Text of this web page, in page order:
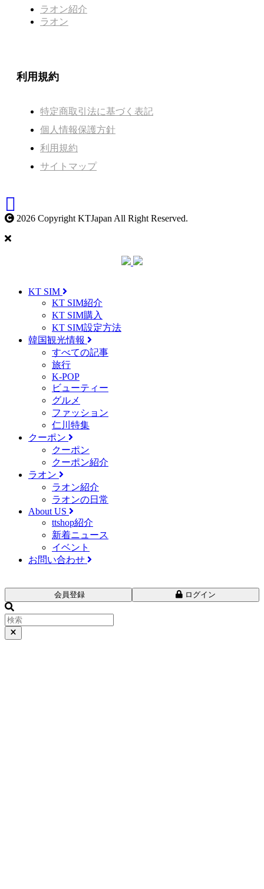
ラオン紹介
ラオン
利用規約
特定商取引法に基づく表記
個人情報保護方針
利用規約
サイトマップ
2026 Copyright KTJapan All Right Reserved.
KT SIM
KT SIM紹介
KT SIM購入
KT SIM設定方法
韓国観光情報
すべての記事
旅行
K-POP
ビューティー
グルメ
ファッション
仁川特集
クーポン
クーポン
クーポン紹介
ラオン
ラオン紹介
ラオンの日常
About US
ttshop紹介
新着ニュース
イベント
お問い合わせ
会員登録 ログイン